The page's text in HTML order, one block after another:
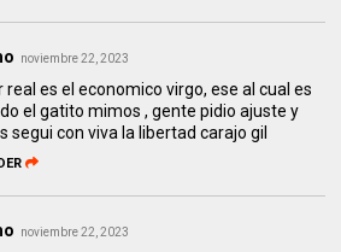
noviembre 22, 2023
real es el economico virgo, ese al cual es
el gatito mimos , gente pidio ajuste y
segui con viva la libertad carajo gil
noviembre 22, 2023